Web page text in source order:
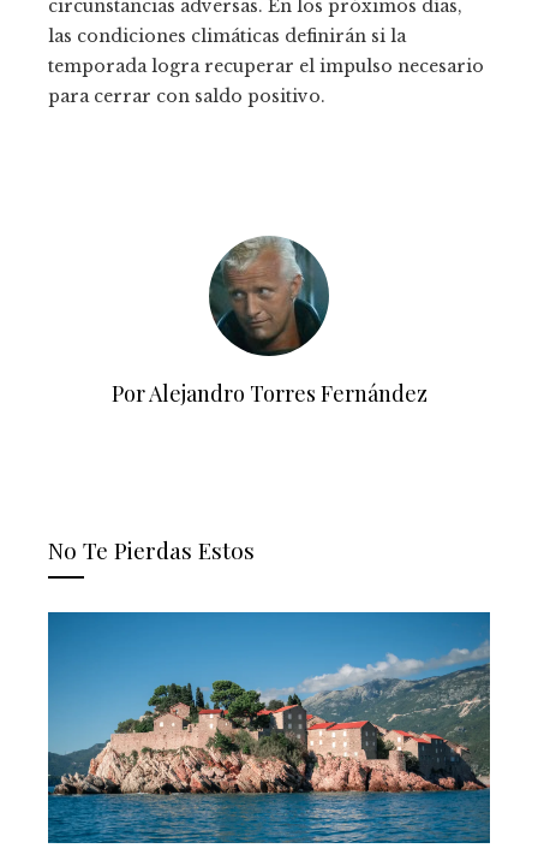
circunstancias adversas. En los próximos días,
las condiciones climáticas definirán si la
temporada logra recuperar el impulso necesario
para cerrar con saldo positivo.
Por Alejandro Torres Fernández
No Te Pierdas Estos